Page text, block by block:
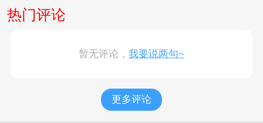
热门评论
暂无评论， 我要说两句~
更多评论